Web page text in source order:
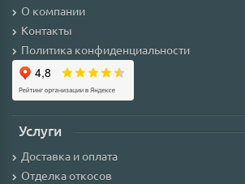
О компании
Контакты
Политика конфиденциальности
Услуги
Доставка и оплата
Отделка откосов